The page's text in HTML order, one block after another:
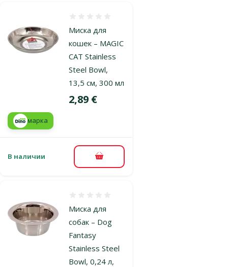
Миска для
кошек – MAGIC
CAT Stainless
Steel Bowl,
13,5 см, 300 мл
Цена
2,89 €
марка
В наличии В корзину
Миска для
собак – Dog
Fantasy
Stainless Steel
Bowl, 0,24 л,